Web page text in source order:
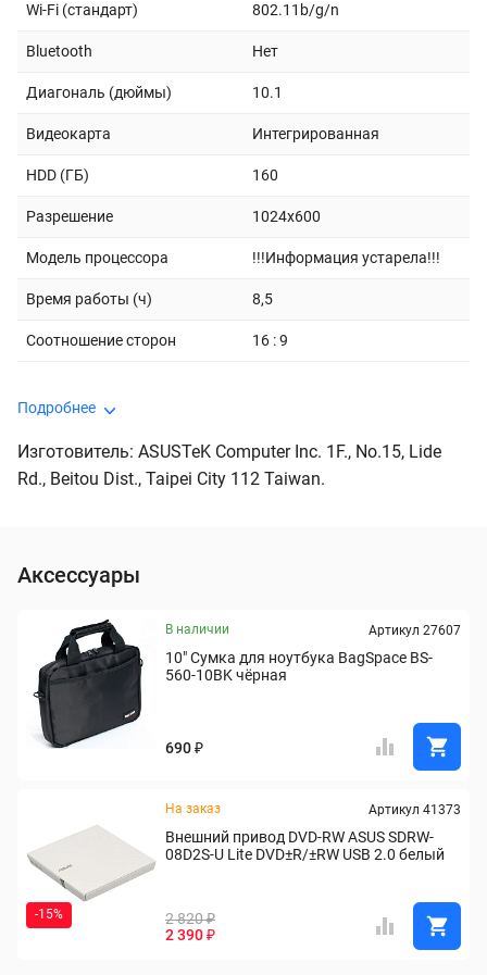
Wi-Fi (стандарт) 802.11b/g/n
Bluetooth Нет
Диагональ (дюймы) 10.1
Видеокарта Интегрированная
HDD (ГБ) 160
Разрешение 1024x600
Модель процессора !!!Информация устарела!!!
Время работы (ч) 8,5
Соотношение сторон 16 : 9
Подробнее
Изготовитель: ASUSTeK Computer Inc. 1F., No.15, Lide
Rd., Beitou Dist., Taipei City 112 Taiwan.
Аксессуары
В наличии Артикул 27607
10" Сумка для ноутбука BagSpace BS-
560-10BK чёрная
690 ₽
На заказ
-15%
Артикул 41373
Внешний привод DVD-RW ASUS SDRW-
08D2S-U Lite DVD±R/±RW USB 2.0 белый
2 820 ₽
2 390 ₽